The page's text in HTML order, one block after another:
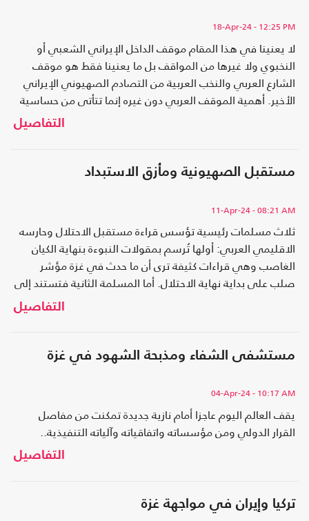
18-Apr-24- 12:25 PM
لا يعنينا في هذا المقام موقف الداخل الإيراني الشعبي أو
النخبوي ولا غيرها من المواقف بل ما يعنينا فقط هو موقف
الشارع العربي والنخب العربية من التصادم الصهيوني الإيراني
الأخير. أهمية الموقف العربي دون غيره إنما تتأتى من حساسية
السياق بحدثيه الأكبرين: حرب الإبادة في غزة والقمع الوحشيالتفاصيل
مستقبل الصهيونية ومأزق الاستبداد
11-Apr-24- 08:21 AM
ثلاث مسلمات رئيسية تؤسس قراءة مستقبل الاحتلال وحارسه
الاقليمي العربي: أولها تُرسم بمقولات النبوءة بنهاية الكيان
الغاصب وهي قراءات كثيفة ترى أن ما حدث في غزة مؤشر
صلب على بداية نهاية الاحتلال. أما المسلمة الثانية فتستند إلى
التفاصيل
مستشفى الشفاء ومذبحة الشهود في غزة
04-Apr-24- 10:17 AM
يقف العالم اليوم عاجزا أمام نازية جديدة تمكنت من مفاصل
القرار الدولي ومن مؤسساته واتفاقياته وآلياته التنفيذية..
التفاصيل
تركيا وإيران في مواجهة غزة